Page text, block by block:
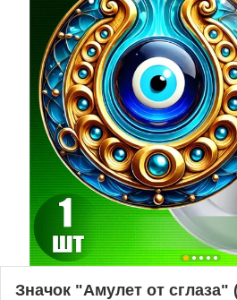
Значок "Амулет от сглаза"